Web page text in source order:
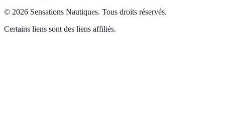
© 2026 Sensations Nautiques. Tous droits réservés.
Certains liens sont des liens affiliés.